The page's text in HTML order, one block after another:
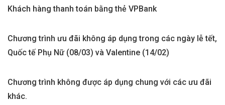
Khách hàng thanh toán bằng thẻ VPBank
Chương trình ưu đãi không áp dụng trong các ngày lễ tết,
Quốc tế Phụ Nữ (08/03) và Valentine (14/02)
Chương trình không được áp dụng chung với các ưu đãi
khác.